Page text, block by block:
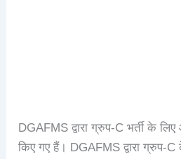
DGAFMS द्वारा ग्रुप-C भर्ती के
किए गए हैं। DGAFMS द्वारा ग्रुप-